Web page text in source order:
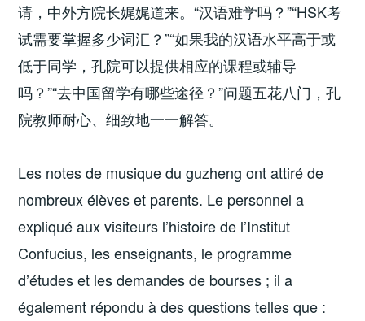
请，中外方院长娓娓道来。“汉语难学吗？”“HSK考
试需要掌握多少词汇？”“如果我的汉语水平高于或
低于同学，孔院可以提供相应的课程或辅导
吗？”“去中国留学有哪些途径？”问题五花八门，孔
院教师耐心、细致地一一解答。
Les notes de musique du guzheng ont attiré de
nombreux élèves et parents. Le personnel a
expliqué aux visiteurs l’histoire de l’Institut
Confucius, les enseignants, le programme
d’études et les demandes de bourses ; il a
également répondu à des questions telles que :